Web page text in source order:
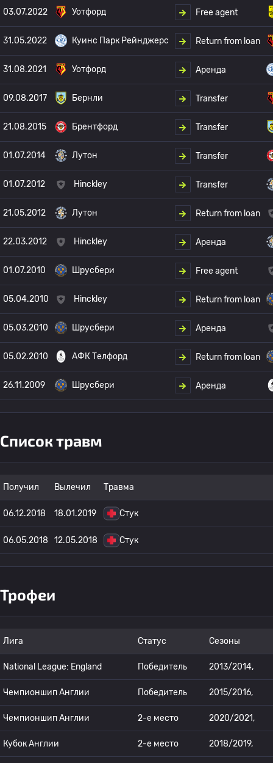
03.07.2022 Уотфорд Free agent
31.05.2022 Куинс Парк Рейнджерс Return from loan
31.08.2021 Уотфорд Аренда
09.08.2017 Бернли Transfer
21.08.2015 Брентфорд Transfer
01.07.2014 Лутон Transfer
01.07.2012 Hinckley Transfer
21.05.2012 Лутон Return from loan
22.03.2012 Hinckley Аренда
01.07.2010 Шрусбери Free agent
05.04.2010 Hinckley Return from loan
05.03.2010 Шрусбери Аренда
05.02.2010 АФК Телфорд Return from loan
26.11.2009 Шрусбери Аренда
Список травм
Получил Вылечил Травма
06.12.2018 18.01.2019 Стук
06.05.2018 12.05.2018 Стук
Трофеи
Лига Статус Сезоны
National League: England Победитель 2013/2014,
Чемпионшип Англии Победитель 2015/2016,
Чемпионшип Англии 2-е место 2020/2021,
Кубок Англии 2-е место 2018/2019,